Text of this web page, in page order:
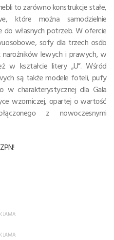
to zarówno konstrukcje stałe,
które można samodzielnie
własnych potrzeb. W ofercie
sofy dla trzech osób
lewych i prawych, w
w kształcie litery „U”. Wśród
są także modele foteli, pufy
w charakterystycznej dla Gala
wzorniczej, opartej o wartość
z nowoczesnymi